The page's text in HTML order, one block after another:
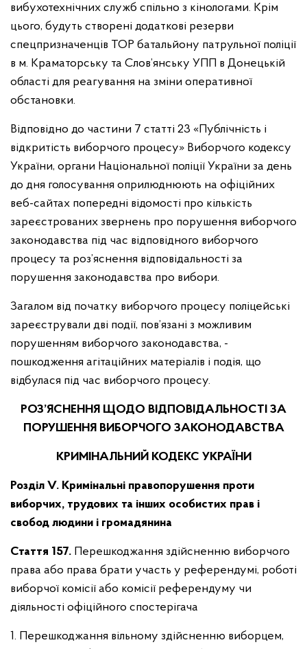
вибухотехнічних служб спільно з кінологами. Крім
цього, будуть створені додаткові резерви
спецпризначенців ТОР батальйону патрульної поліції
в м. Краматорську та Слов’янську УПП в Донецькій
області для реагування на зміни оперативної
обстановки.
Відповідно до частини 7 статті 23 «Публічність і
відкритість виборчого процесу» Виборчого кодексу
України, органи Національної поліції України за день
до дня голосування оприлюднюють на офіційних
веб-сайтах попередні відомості про кількість
зареєстрованих звернень про порушення виборчого
законодавства під час відповідного виборчого
процесу та роз’яснення відповідальності за
порушення законодавства про вибори.
Загалом від початку виборчого процесу поліцейські
зареєстрували дві події, пов’язані з можливим
порушенням виборчого законодавства, -
пошкодження агітаційних матеріалів і подія, що
відбулася під час виборчого процесу.
РОЗ’ЯСНЕННЯ ЩОДО ВІДПОВІДАЛЬНОСТІ ЗА
ПОРУШЕННЯ ВИБОРЧОГО ЗАКОНОДАВСТВА
КРИМІНАЛЬНИЙ КОДЕКС УКРАЇНИ
Розділ V. Кримінальні правопорушення проти
виборчих, трудових та інших особистих прав і
свобод людини і громадянина
Стаття 157. Перешкоджання здійсненню виборчого
права або права брати участь у референдумі, роботі
виборчої комісії або комісії референдуму чи
діяльності офіційного спостерігача
1. Перешкоджання вільному здійсненню виборцем,